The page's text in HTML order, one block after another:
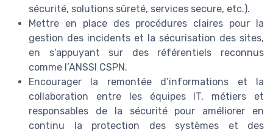
sécurité, solutions sûreté, services secure, etc.).
Mettre en place des procédures claires pour la
gestion des incidents et la sécurisation des sites,
en s’appuyant sur des référentiels reconnus
comme l’ANSSI CSPN.
Encourager la remontée d’informations et la
collaboration entre les équipes IT, métiers et
responsables de la sécurité pour améliorer en
continu la protection des systèmes et des